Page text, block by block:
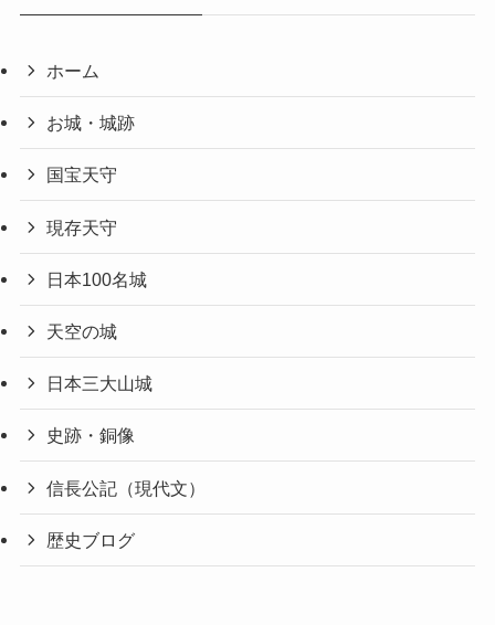
ホーム
お城・城跡
国宝天守
現存天守
日本100名城
天空の城
日本三大山城
史跡・銅像
信長公記（現代文）
歴史ブログ